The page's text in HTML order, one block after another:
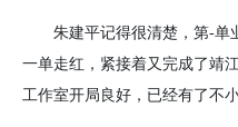
朱建平记得很清楚，第-单
一单走红，紧接着又完成了靖
工作室开局良好，已经有了不小